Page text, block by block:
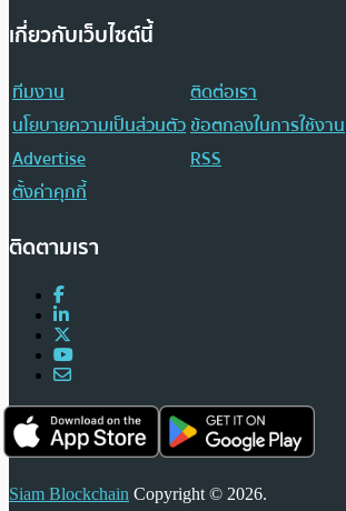
เกี่ยวกับเว็บไซต์นี้
ทีมงาน
ติดต่อเรา
นโยบายความเป็นส่วนตัวข้อตกลงในการใช้งาน
Advertise
RSS
ตั้งค่าคุกกี้
ติดตามเรา
Siam Blockchain Copyright © 2026.